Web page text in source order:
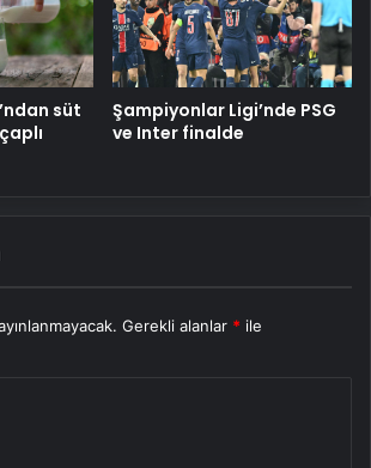
süt
Şampiyonlar Ligi’nde PSG
ve Inter finalde
Gerekli alanlar * ile